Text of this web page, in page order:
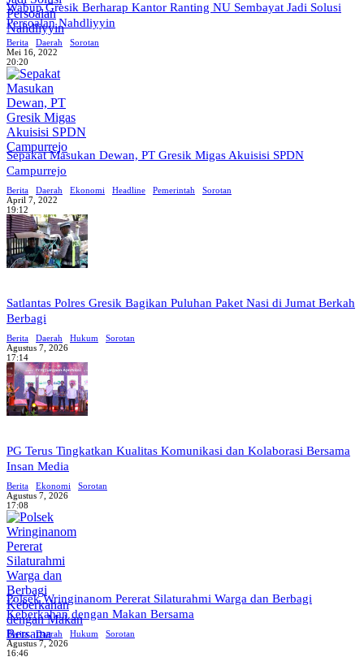
Wabup Gresik Berharap Kantor Ranting NU Sembayat Jadi Solusi
Persoalan Nahdliyyin
Berita Daerah
Sorotan
Mei 16, 2022
20:20
Sepakat Masukan Dewan, PT Gresik Migas Akuisisi SPDN
Campurrejo
Berita Daerah Ekonomi Headline Pemerintah
Sorotan
April 7, 2022
19:12
Satlantas Polres Gresik Bagikan Puluhan Paket Nasi di Jumat Berkah
Berbagi
Berita Daerah Hukum
Sorotan
Agustus 7, 2026
17:14
PG Terus Tingkatkan Kualitas Komunikasi dan Kolaborasi Bersama
Insan Media
Berita Ekonomi
Sorotan
Agustus 7, 2026
17:08
Polsek Wringinanom Pererat Silaturahmi Warga dan Berbagi
Keberkahan dengan Makan Bersama
Berita Daerah Hukum
Sorotan
Agustus 7, 2026
16:46